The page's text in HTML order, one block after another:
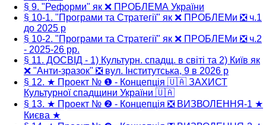
§ 9. "Реформи" як ❌ ПРОБЛЕМА України
§ 10-1. "Програми та Стратегії" як ❌ ПРОБЛЕМи ❎ ч.1
до 2025 р
§ 10-2. "Програми та Стратегії" як ❌ ПРОБЛЕМи ❎ ч.2
- 2025-26 рр.
§ 11. ДОСВІД - 1) Культурн. спадщ. в світі та 2) Київ як
❌ "Анти-зразок" ❎ вул. Інститутська, 9 в 2026 р
§ 12. ★ Проект № ❶ - Концепція 🇺🇦 ЗАХИСТ
Культурної спадщини України 🇺🇦
§ 13. ★ Проект № ❷ - Концепція ❎ ВИЗВОЛЕННЯ-1 ★
Києва ★